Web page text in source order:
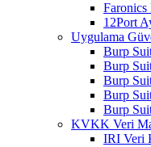
Faronics
12Port
Uygulama
Burp
Burp
Burp
Burp
Burp
KVKK Veri
IRI Veri